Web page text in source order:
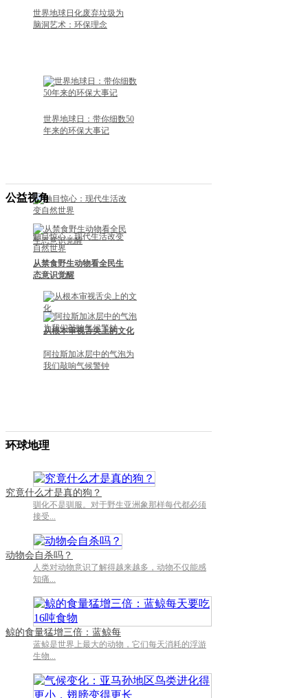
•世界海洋日，认识一下这些国家级海洋自然保
中国人喜爱的葛，为何到美国成了“恶魔”？
老家的野猪又回来了
世界地球日化废弃垃圾为
脑洞艺术：环保理念
世界地球日：带你细数50
年来的环保大事记
触目惊心：现代生活改变
自然世界
阿拉斯加冰层中的气泡为
我们敲响气候警钟
公益视角
从禁食野生动物看全民生
态意识觉醒
从根本审视舌尖上的文化
•自我隔离状态下的思考：敬畏自然，善待生灵
•认识气候变化，最需要的是常识
•在洪水到来之前，我们必须走下道德高地
•适者生存岂是敷衍环保的借口
•有“理性”的放生才是真正的善
环球地理
究竟什么才是真的狗？
驯化不是驯服。对于野生亚洲象那样每代都必须
接受...
动物会自杀吗？
人类对动物意识了解得越来越多，动物不仅能感
知痛...
鲸的食量猛增三倍：蓝鲸每
蓝鲸是世界上最大的动物，它们每天消耗的浮游
生物...